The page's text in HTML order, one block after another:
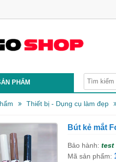
PHẨM
Thiết bị - Dụng cụ làm đẹp
Bút kẻ mắt
Bảo hành: test
Mã sản phẩm: